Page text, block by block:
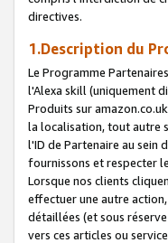
directives.
1.Description du
Le Programme
l'Alexa skill (uniquement
Produits sur
la localisation, tout autre
l'ID de Partenaire au sein
fournissons et respecter
Lorsque nos clients
effectuer une autre
détaillées (et sous
vers ces articles ou